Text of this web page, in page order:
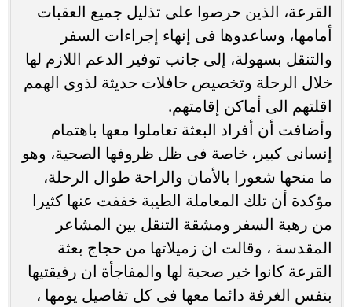
القرعة، الذين حرصوا على تذليل جميع العقبات
أمامها، وساعدوها فى إنهاء إجراءات السفر
والتنقل بسهولة، إلى جانب توفير الدعم اللازم لها
خلال الرحلة وتخصيص حافلات حديثة لذوى الهمم
اقلتهم الى أماكن إقامتهم.
وأضافت أن أفراد البعثة تعاملوا معها باهتمام
إنسانى كبير، خاصة فى ظل ظروفها الصحية، وهو
ما منحها شعورا بالأمان والراحة طوال الرحلة،
مؤكدة أن تلك المعاملة الطيبة خففت عنها كثيرا
من رهبة السفر ومشقة التنقل بين المشاعر
المقدسة ، وقالت ان زميلاتها من حجاج بعثة
القرعة كانوا خير صحبة لها والمفاجأة ان رفيقتيها
بنفس الغرفة دائما معها فى كل تفاصيل يومها ،